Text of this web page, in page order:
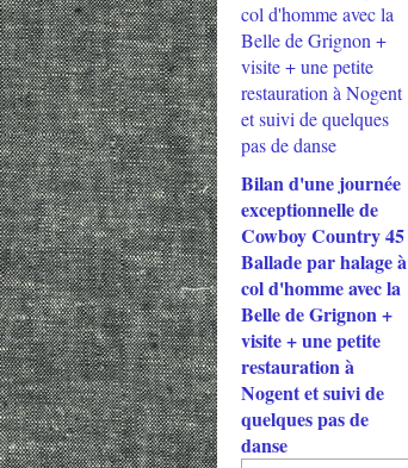
Bilan d'une journée
exceptionnelle de
Cowboy Country 45
Ballade par halage à
col d'homme avec la
Belle de Grignon +
visite + une petite
restauration à
Nogent et suivi de
quelques pas de
danse